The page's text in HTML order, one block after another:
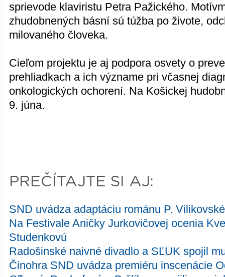
sprievode klaviristu Petra Pažického.
zhudobnených básní sú túžba po živote,
milovaného človeka.
Cieľom projektu je aj podpora osvety o
prehliadkach a ich význame pri včasnej
onkologických ochorení. Na Košickej
9. júna.
PREČÍTAJTE SI AJ:
SND uvádza adaptáciu románu P.
Na Festivale Aničky Jurkovičovej ocenia
Studenkovú
Radošinské naivné divadlo a SĽUK spojil
Činohra SND uvádza premiéru inscenácie